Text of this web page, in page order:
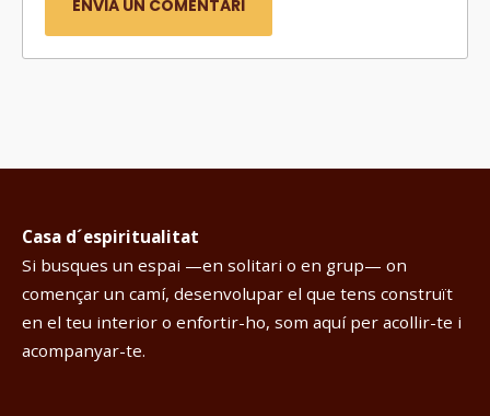
Casa d´espiritualitat
Si busques un espai —en solitari o en grup— on
començar un camí, desenvolupar el que tens construït
en el teu interior o enfortir-ho, som aquí per acollir-te i
acompanyar-te.